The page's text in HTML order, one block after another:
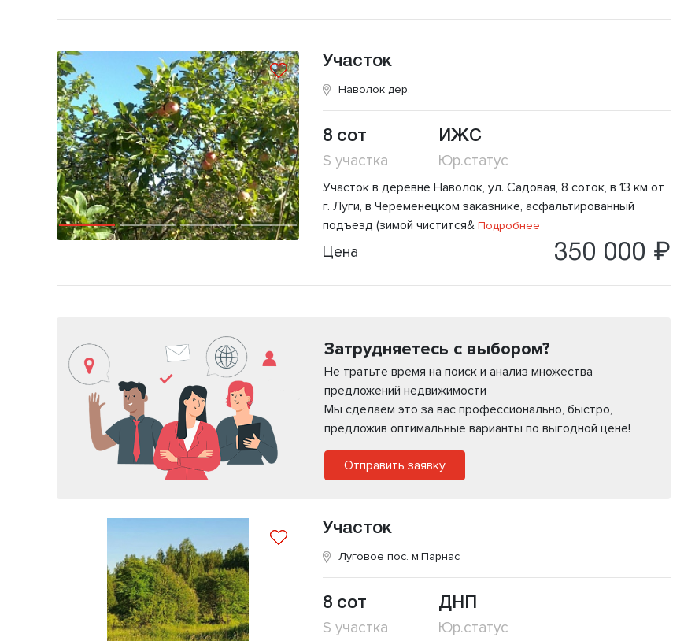
Участок
Наволок дер.
8 сот
S участка
ИЖС
Юр.статус
Участок в деревне Наволок, ул. Садовая, 8 соток, в 13 км от
г. Луги, в Череменецком заказнике, асфальтированный
подъезд (зимой чистится&Подробнее
Цена 350 000 ₽
Затрудняетесь с выбором?
Не тратьте время на поиск и анализ множества
предложений недвижимости
Мы сделаем это за вас профессионально, быстро,
предложив оптимальные варианты по выгодной цене!
Отправить заявку
Участок
Луговое пос. м.Парнас
8 сот
S участка
ДНП
Юр.статус